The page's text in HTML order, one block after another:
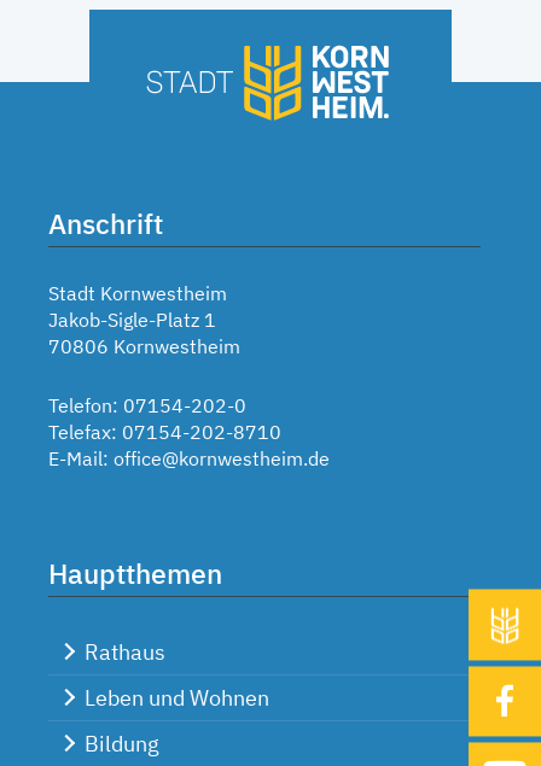
Anschrift
Stadt Kornwestheim
Jakob-Sigle-Platz 1
70806 Kornwestheim
Telefon: 07154-202-0
Telefax: 07154-202-8710
E-Mail: office@kornwestheim.de
Hauptthemen
Rathaus
Leben und Wohnen
Bildung